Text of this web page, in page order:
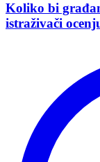
Koliko bi
istraživači